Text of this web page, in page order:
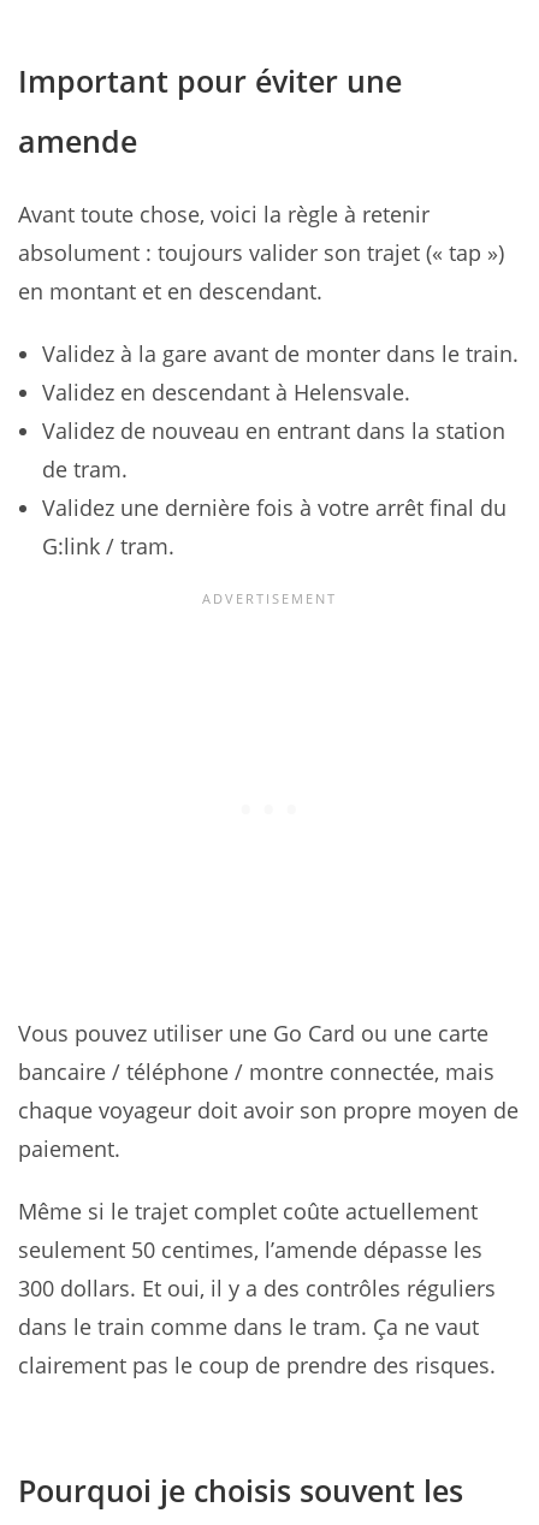
Important pour éviter une
amende
Avant toute chose, voici la règle à retenir
absolument : toujours valider son trajet (« tap »)
en montant et en descendant.
Validez à la gare avant de monter dans le train.
Validez en descendant à Helensvale.
Validez de nouveau en entrant dans la station
de tram.
Validez une dernière fois à votre arrêt final du
G:link / tram.
Vous pouvez utiliser une Go Card ou une carte
bancaire / téléphone / montre connectée, mais
chaque voyageur doit avoir son propre moyen de
paiement.
Même si le trajet complet coûte actuellement
seulement 50 centimes, l’amende dépasse les
300 dollars. Et oui, il y a des contrôles réguliers
dans le train comme dans le tram. Ça ne vaut
clairement pas le coup de prendre des risques.
Pourquoi je choisis souvent les